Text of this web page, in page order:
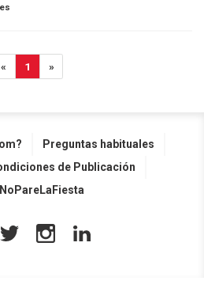
« 1 »
Preguntas habituales
de Publicación